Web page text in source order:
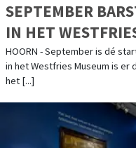
SEPTEMBER
IN HET
HOGE LUCHTEN
TOEKOMST
HOORN - September is dé
in het Westfries Museum is er
het [...]